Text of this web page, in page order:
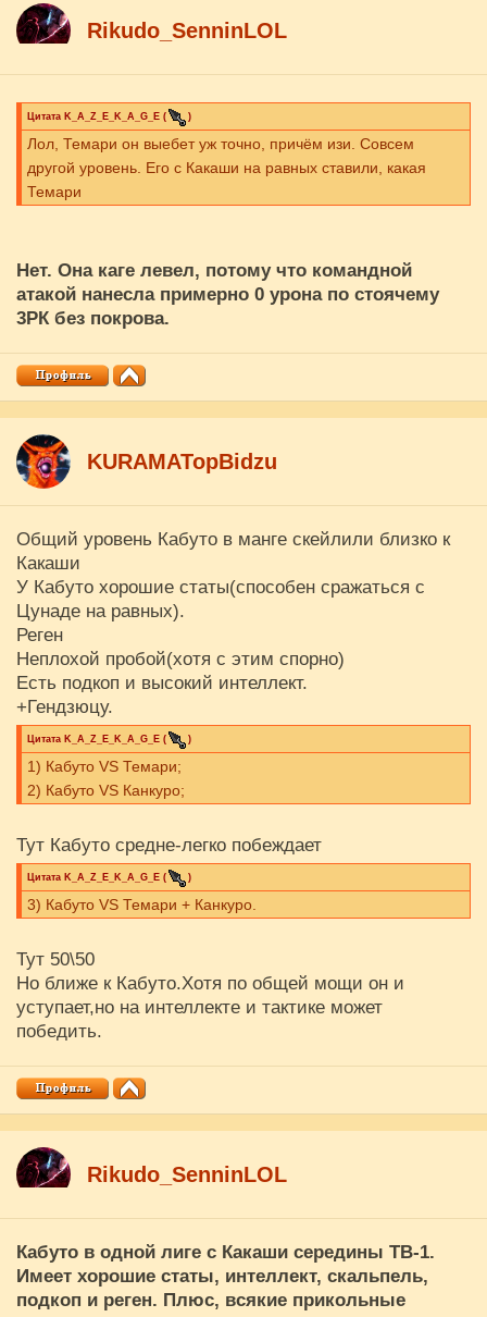
Rikudo_SenninLOL
Цитата K_A_Z_E_K_A_G_E ( )
Лол, Темари он выебет уж точно, причём изи. Совсем
другой уровень. Его с Какаши на равных ставили, какая
Темари
Нет. Она каге левел, потому что командной
атакой нанесла примерно 0 урона по стоячему
3РК без покрова.
KURAMATopBidzu
Общий уровень Кабуто в манге скейлили близко к
Какаши
У Кабуто хорошие статы(способен сражаться с
Цунаде на равных).
Реген
Неплохой пробой(хотя с этим спорно)
Есть подкоп и высокий интеллект.
+Гендзюцу.
Цитата K_A_Z_E_K_A_G_E ( )
1) Кабуто VS Темари;
2) Кабуто VS Канкуро;
Тут Кабуто средне-легко побеждает
Цитата K_A_Z_E_K_A_G_E ( )
3) Кабуто VS Темари + Канкуро.
Тут 50\50
Но ближе к Кабуто.Хотя по общей мощи он и
уступает,но на интеллекте и тактике может
победить.
Rikudo_SenninLOL
Кабуто в одной лиге с Какаши середины ТВ-1.
Имеет хорошие статы, интеллект, скальпель,
подкоп и реген. Плюс, всякие прикольные